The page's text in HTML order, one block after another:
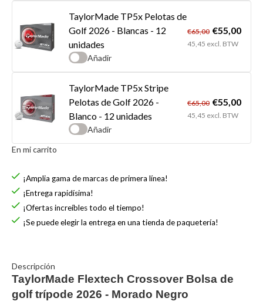
TaylorMade TP5x Pelotas de
Golf 2026 - Blancas - 12
unidades
Añadir
€65,00 €55,00
45,45 excl. BTW
TaylorMade TP5x Stripe
Pelotas de Golf 2026 -
Blanco - 12 unidades
Añadir
€65,00 €55,00
45,45 excl. BTW
En mi carrito
¡Amplia gama de marcas de primera línea!
¡Entrega rapidísima!
¡Ofertas increíbles todo el tiempo!
¡Se puede elegir la entrega en una tienda de paquetería!
Descripción
TaylorMade Flextech Crossover Bolsa de
golf trípode 2026 - Morado Negro